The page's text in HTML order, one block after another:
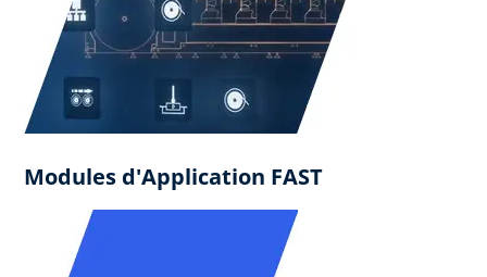
Modules d'Application FAST